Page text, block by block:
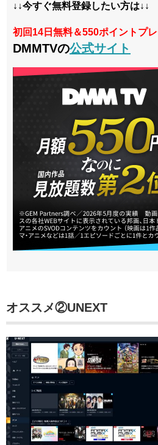
↓↓今すぐ無料登録したい方は↓↓
初回14日無料＆550ポイントプ
DMMTVの公式サイト
オススメ②UNEXT